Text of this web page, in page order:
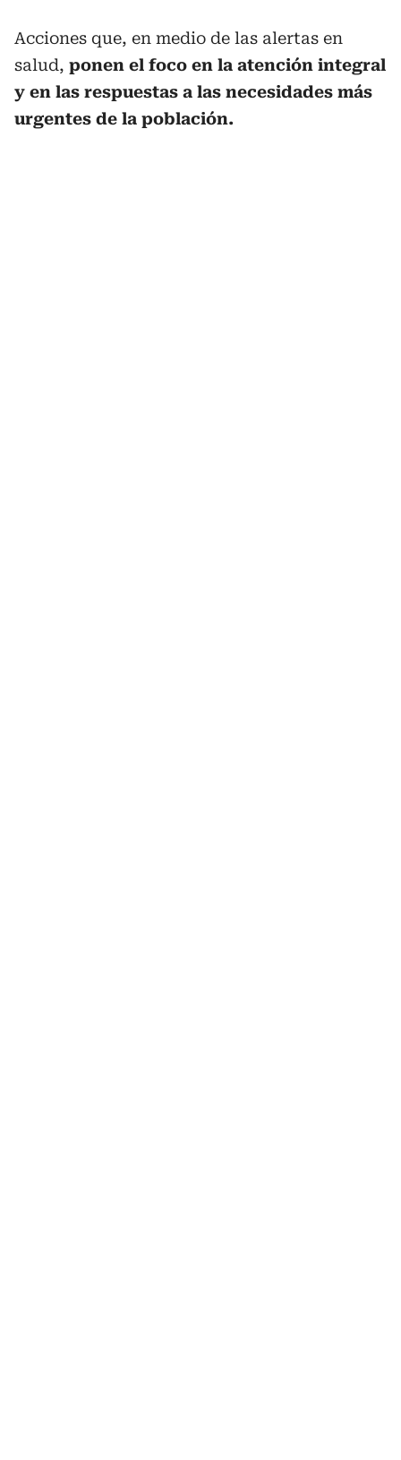
Acciones que, en medio de las alertas en
salud, ponen el foco en la atención integral
y en las respuestas a las necesidades más
urgentes de la población.